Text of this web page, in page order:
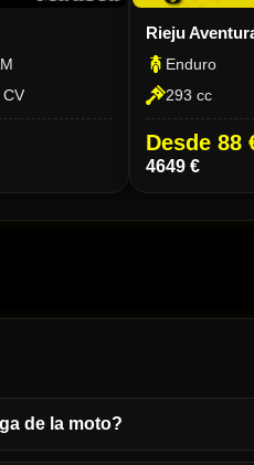
Rieju
Enduro
293 cc
Desde 88
4649 €
de la moto?